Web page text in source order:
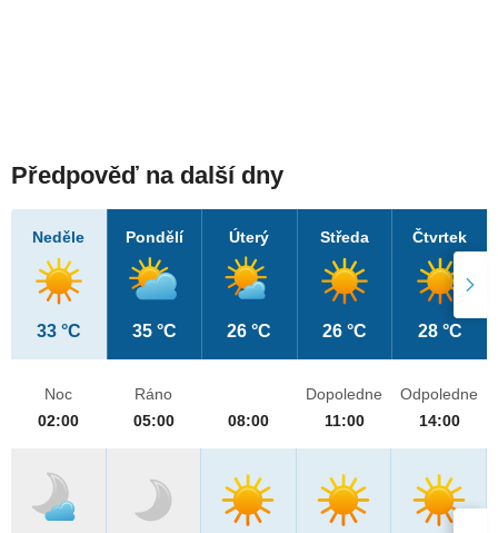
Předpověď na další dny
Neděle
33 °C
Pondělí
35 °C
Úterý
26 °C
Středa
26 °C
Čtvrtek
28 °C
Noc
02:00
Ráno
05:00
08:00
Dopoledne
11:00
Odpoledne
14:00